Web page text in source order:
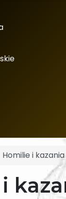
Homilie i kazania